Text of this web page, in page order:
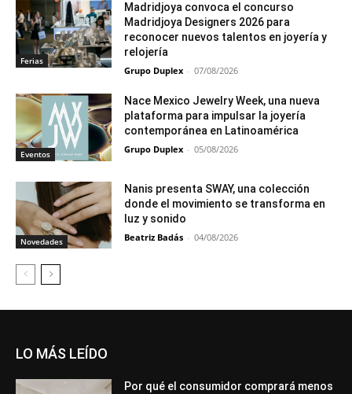
Ferias
Madridjoya convoca el concurso
Madridjoya Designers 2026 para
reconocer nuevos talentos en joyería y
relojería
Grupo Duplex - 07/08/2026
Eventos
Nace Mexico Jewelry Week, una nueva
plataforma para impulsar la joyería
contemporánea en Latinoamérica
Grupo Duplex - 05/08/2026
Novedades
Nanis presenta SWAY, una colección
donde el movimiento se transforma en
luz y sonido
Beatriz Badás - 04/08/2026
LO MÁS LEÍDO
Por qué el consumidor comprará menos